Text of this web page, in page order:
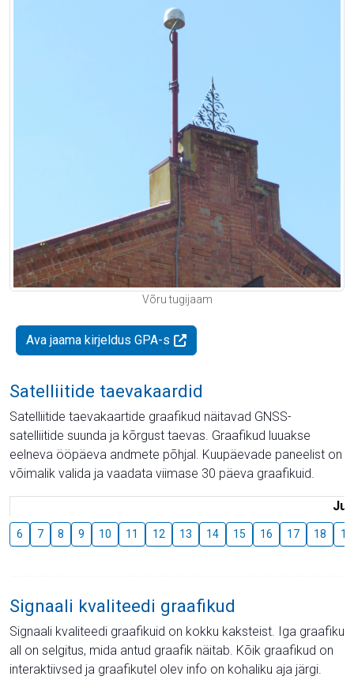
Võru tugijaam
Ava jaama kirjeldus GPA-s
Satelliitide taevakaardid
Satelliitide taevakaartide graafikud näitavad GNSS-
satelliitide suunda ja kõrgust taevas. Graafikud luuakse
eelneva ööpäeva andmete põhjal. Kuupäevade paneelist on
võimalik valida ja vaadata viimase 30 päeva graafikuid.
6 7 8 9 10 11 12 13 14 15 16 17 18 19
Signaali kvaliteedi graafikud
Signaali kvaliteedi graafikuid on kokku kaksteist. Iga graafiku
all on selgitus, mida antud graafik näitab. Kõik graafikud on
interaktiivsed ja graafikutel olev info on kohaliku aja järgi.